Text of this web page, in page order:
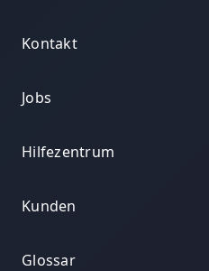
Kontakt
Jobs
Hilfezentrum
Kunden
Glossar